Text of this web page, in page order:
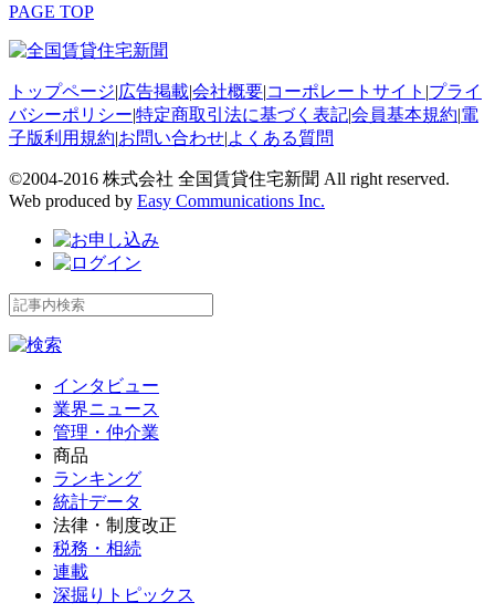
PAGE TOP
トップページ|広告掲載|会社概要|コーポレートサイト |プライ
バシーポリシー|特定商取引法に基づく表記|会員基本規約|電
子版利用規約|お問い合わせ|よくある質問
©2004-2016 株式会社 全国賃貸住宅新聞 All right reserved.
Web produced by Easy Communications Inc.
インタビュー
業界ニュース
管理・仲介業
商品
ランキング
統計データ
法律・制度改正
税務・相続
連載
深掘りトピックス